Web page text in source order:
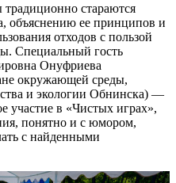
стараются
объяснению ее принципов и
отходов с пользой
Специальный гость
Онуфриева
окружающей среды,
и экологии Обнинска) —
участие в «Чистых играх»,
понятно и с юмором,
с найденными